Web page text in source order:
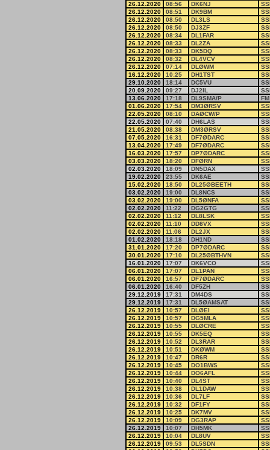
26.12.2020
08:56 DK6NJ
26.12.2020
08:51 DK9BM
26.12.2020
08:50 DL3LS
26.12.2020
08:50 DJ3ZF
26.12.2020
08:34 DL1FAR
26.12.2020
08:33 DL2ZA
26.12.2020
08:33 DK5DQ
26.12.2020
08:32 DL4VCV
26.12.2020
07:14 DLØWM
16.12.2020
10:25 DH1TST
29.10.2020
18:14 DC5VU
20.09.2020
09:27 DJ2IL
13.06.2020
17:18 DL9SMA/P
FM
01.06.2020
17:54 DM3ØRSV
22.05.2020
08:10 DAØCW/P
22.05.2020
07:40 DH6LAS
21.05.2020
08:38 DM3ØRSV
07.05.2020
16:31 DF7ØDARC
13.04.2020
17:49 DF7ØDARC
16.03.2020
17:57 DP7ØDARC
03.03.2020
18:20 DFØRN
02.03.2020
18:09 DN5DAX
19.02.2020
23:55 DK6AE
15.02.2020
18:50 DL25ØBEETH
03.02.2020
19:00 DL8NCS
03.02.2020
19:00 DL5ØNFA
02.02.2020
11:22 DG2GTG
02.02.2020
11:12 DL8LSK
02.02.2020
11:10 DD8VX
02.02.2020
11:06 DL2JX
01.02.2020
18:18 DH1ND
31.01.2020
17:20 DP7ØDARC
30.01.2020
17:10 DL25ØBTHVN
16.01.2020
17:07 DK6VCO
06.01.2020
17:07 DL1PAN
06.01.2020
16:57 DF7ØDARC
06.01.2020
16:40 DF5ZH
29.12.2019
17:31 DM4DS
29.12.2019
17:31 DL5ØAMSAT
26.12.2019
10:57 DLØEI
26.12.2019
10:57 DG5MLA
26.12.2019
10:55 DLØCRE
26.12.2019
10:55 DK5EQ
26.12.2019
10:52 DL3RAR
26.12.2019
10:51 DKØWM
26.12.2019
10:47 DR6R
26.12.2019
10:45 DO1BWS
26.12.2019
10:44 DO6AFL
26.12.2019
10:40 DL4ST
26.12.2019
10:38 DL1DAW
26.12.2019
10:36 DL7LF
26.12.2019
10:32 DF1FY
26.12.2019
10:25 DK7MV
26.12.2019
10:09 DG3RAP
26.12.2019
10:07 DH5MK
26.12.2019
10:04 DL8UV
26.12.2019
09:53 DL5SDN